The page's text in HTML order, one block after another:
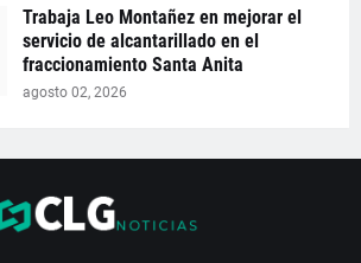
Trabaja Leo Montañez en mejorar el
servicio de alcantarillado en el
fraccionamiento Santa Anita
agosto 02, 2026